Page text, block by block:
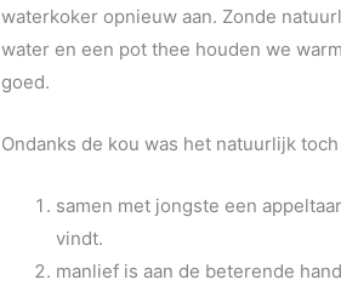
waterkoker opnieuw aan. Zonde
water en een pot thee houden we
goed.
Ondanks de kou was het natuurlijk
samen met jongste een
vindt.
manlief is aan de beterende